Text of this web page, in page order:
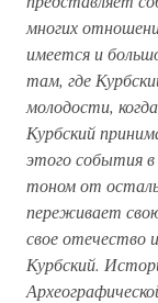
многих
имеется и
там, где
молодости,
Курбский
этого события
тоном от
переживает
свое отечество
Курбский.